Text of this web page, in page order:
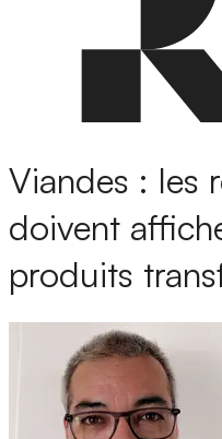
Viandes : les
doivent
produits